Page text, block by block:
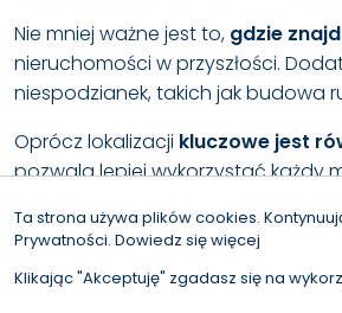
Nie mniej ważne jest to, gdzie
nieruchomości w przyszłości.
niespodzianek, takich jak budowa
Oprócz lokalizacji kluczowe jest
pozwala lepiej wykorzystać każdy
Wybór nieruchomości to
przed zakupem pozwoli uniknąć
Ta strona używa plików cookies.
Prywatności. Dowiedz się więcej
Klikając "Akceptuję" zgadasz się na